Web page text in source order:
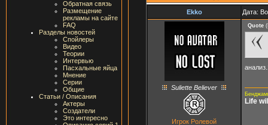
Обратная связь
Размещение
рекламы на сайте
FAQ
Разделы новостей
Спойлеры
Видео
Теории
Интервью
Пасхальные яйца
Мнение
Серии
Общие
Статьи / Описания
Актеры
Создатели
Это интересно
Ekko Дата:
Suliette Believer
Игрок Ролевой
Quote (
Life